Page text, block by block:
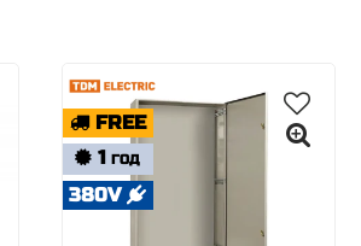
FREE
1 ГОД
380V